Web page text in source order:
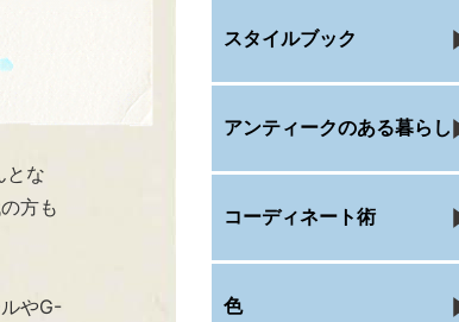
とな
方も
やG-
スタイルブック
アンティークのある暮らし
コーディネート術
色